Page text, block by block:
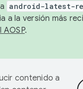
android-latest-
a la versión más
AOSP.
contenido a